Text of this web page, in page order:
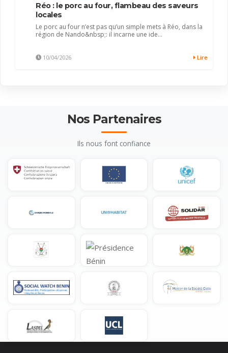
Réo : le porc au four, flambeau des saveurs
locales
Le porc au four n’est pas qu’un simple mets à Réo, dans la
région de Nando&nbsp;: il incarne une ide...
10/04/2026 Lire
Nos Partenaires
Ils nous font confiance